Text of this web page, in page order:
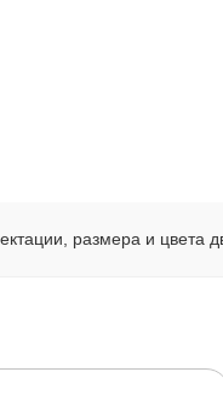
размера и цвета